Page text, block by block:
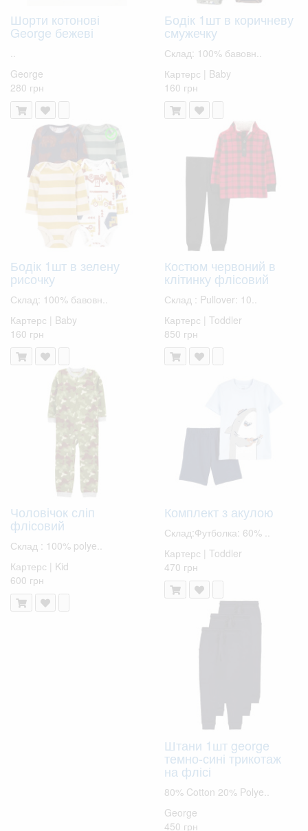
Шорти котонові
George бежеві
George
280 грн
Бодік 1шт в коричневу
смужечку
Склад: 100% бавовн..
Картерс | Baby
160 грн
Бодік 1шт в зелену
рисочку
Склад: 100% бавовн..
Картерс | Baby
160 грн
Костюм червоний в
клітинку флісовий
Склад : Pullover: 10..
Картерс | Toddler
850 грн
Чоловічок сліп
флісовий
Склад : 100% polye..
Картерс | Kid
600 грн
Комплект з акулою
Склад:Футболка: 60% ..
Картерс | Toddler
470 грн
Штани 1шт george
темно-сині трикотаж
на флісі
80% Cotton 20% Polye..
George
450 грн